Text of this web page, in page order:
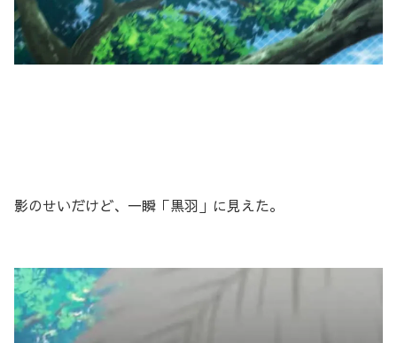
影のせいだけど、一瞬「黒羽」に見えた。